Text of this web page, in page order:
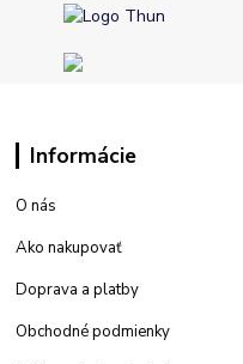
Informácie
O nás
Ako nakupovať
Doprava a platby
Obchodné podmienky